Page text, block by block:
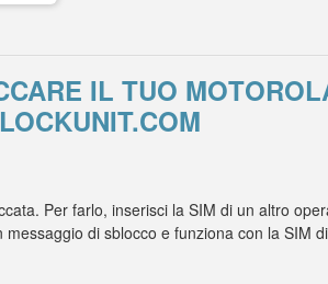
IL TUO
Per farlo, inserisci la SIM di un altro
di sblocco e funziona con la SIM